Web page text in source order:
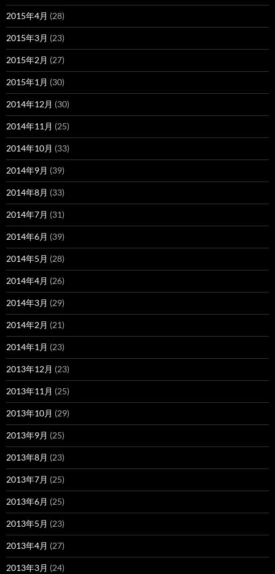
2015年4月 (28)
2015年3月 (23)
2015年2月 (27)
2015年1月 (30)
2014年12月 (30)
2014年11月 (25)
2014年10月 (33)
2014年9月 (39)
2014年8月 (33)
2014年7月 (31)
2014年6月 (39)
2014年5月 (28)
2014年4月 (26)
2014年3月 (29)
2014年2月 (21)
2014年1月 (23)
2013年12月 (23)
2013年11月 (25)
2013年10月 (29)
2013年9月 (25)
2013年8月 (23)
2013年7月 (25)
2013年6月 (25)
2013年5月 (23)
2013年4月 (27)
2013年3月 (24)